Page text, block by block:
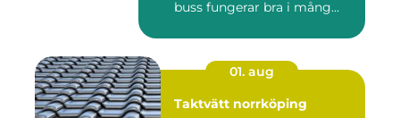
buss fungerar bra i mång...
01. aug
Taktvätt norrköping